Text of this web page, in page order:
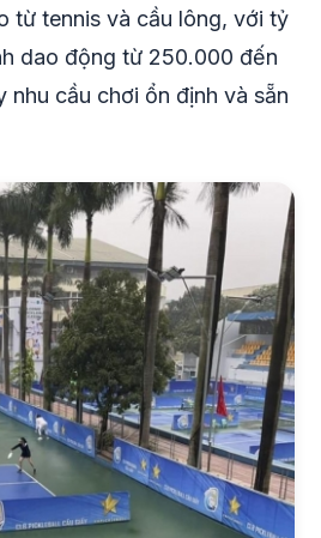
từ tennis và cầu lông, với tỷ
dao động từ 250.000 đến
cầu chơi ổn định và sẵn